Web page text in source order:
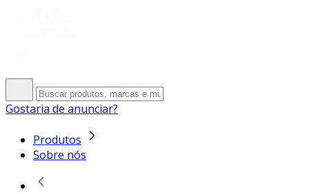
Gostaria de anunciar?
Produtos
Sobre nós